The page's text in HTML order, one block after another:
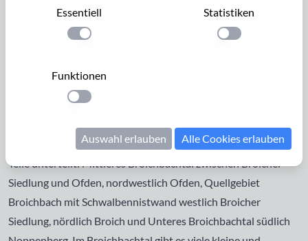
NSG Unteres Broichbachtal südlich von
Noppenberg
Herzogenrath und Alsdorf-Blumenrath. Typisch für den
renaturierten Talbereich ist der Erlenbruchwald und Biotope
in den Auen Das Naturschutzgebiet Broichbachtal ist in vier
Teile unterteilt: Mittleres Broichbachtal zwischen Broicher
Siedlung und Ofden, nordwestlich Ofden, Quellgebiet
Broichbach mit Schwalbennistwand westlich Broicher
Siedlung, nördlich Broich und Unteres Broichbachtal südlich
Essentiell
Einstellung anwenden
Statistiken
Einstellung
Funktionen
Einstellung anwenden
Auswahl erlauben Alle Cookies erlauben